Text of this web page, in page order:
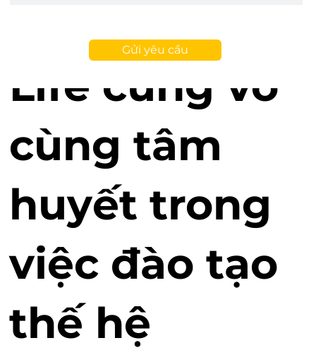
Coach For
Life cũng vô
cùng tâm
huyết trong
việc đào tạo
thế hệ
Gửi yêu cầu